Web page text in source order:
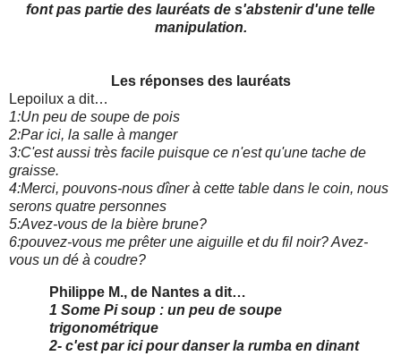
font pas partie des lauréats de s'abstenir d'une telle
manipulation.
Les réponses des lauréats
Lepoilux a dit…
1:Un peu de soupe de pois
2:Par ici, la salle à manger
3:C'est aussi très facile puisque ce n'est qu'une tache de
graisse.
4:Merci, pouvons-nous dîner à cette table dans le coin, nous
serons quatre personnes
5:Avez-vous de la bière brune?
6:pouvez-vous me prêter une aiguille et du fil noir? Avez-
vous un dé à coudre?
Philippe M., de Nantes a dit…
1 Some Pi soup : un peu de soupe
trigonométrique
2- c'est par ici pour danser la rumba en dinant